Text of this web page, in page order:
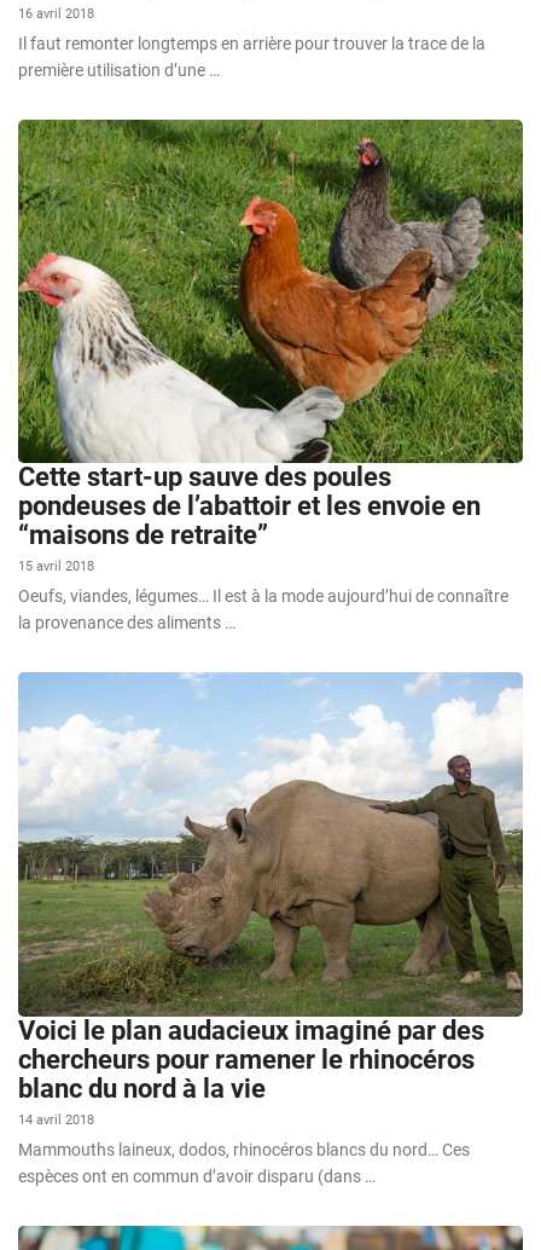
16 avril 2018
Il faut remonter longtemps en arrière pour trouver la trace de la
première utilisation d’une …
Cette start-up sauve des poules
pondeuses de l’abattoir et les envoie en
“maisons de retraite”
15 avril 2018
Oeufs, viandes, légumes… Il est à la mode aujourd’hui de connaître
la provenance des aliments …
Voici le plan audacieux imaginé par des
chercheurs pour ramener le rhinocéros
blanc du nord à la vie
14 avril 2018
Mammouths laineux, dodos, rhinocéros blancs du nord… Ces
espèces ont en commun d’avoir disparu (dans …